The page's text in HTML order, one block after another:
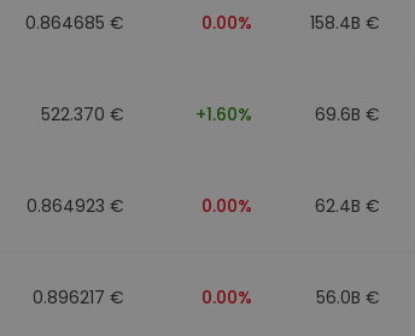
0.864685 € 0.00% 158.4B €
522.370 € +1.60% 69.6B €
0.864923 € 0.00% 62.4B €
0.896217 € 0.00% 56.0B €